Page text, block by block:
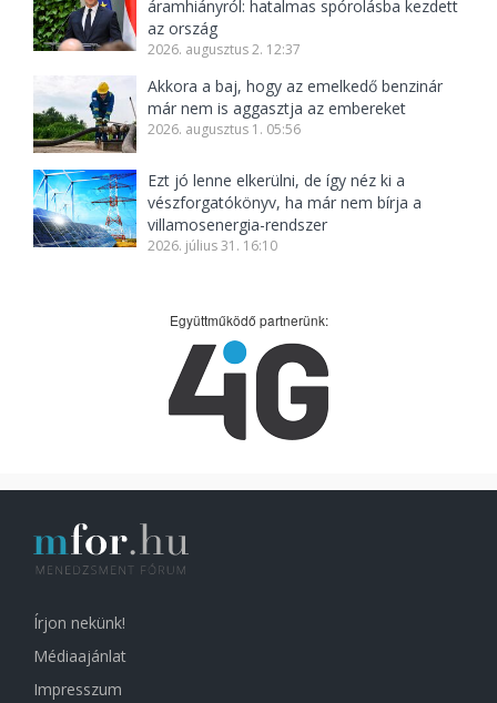
áramhiányról: hatalmas spórolásba kezdett
az ország
2026. augusztus 2. 12:37
Akkora a baj, hogy az emelkedő benzinár
már nem is aggasztja az embereket
2026. augusztus 1. 05:56
Ezt jó lenne elkerülni, de így néz ki a
vészforgatókönyv, ha már nem bírja a
villamosenergia-rendszer
2026. július 31. 16:10
Együttműködő partnerünk:
Írjon nekünk!
Médiaajánlat
Impresszum